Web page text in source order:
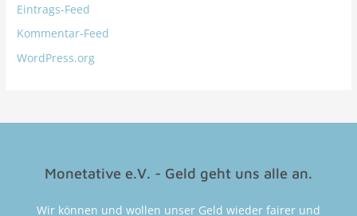
Eintrags-Feed
Kommentar-Feed
WordPress.org
Monetative e.V. - Geld geht uns alle an.
Wir können und wollen unser Geld wieder fairer und